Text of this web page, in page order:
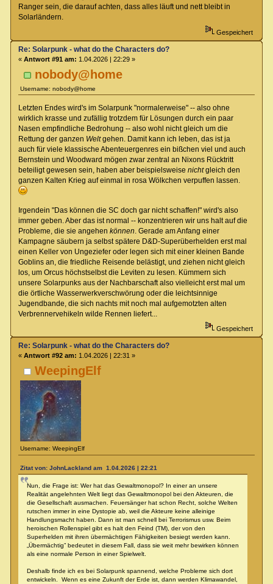
Ranger sein, die darauf achten, dass alles läuft und nett bleibt in
Solarländern.
Gespeichert
nobody@home
Username: nobody@home
Re: Solarpunk - what do the Characters do?
« Antwort #91 am: 1.04.2026 | 22:29 »
Letzten Endes wird's im Solarpunk "normalerweise" -- also ohne
wirklich krasse und zufällig trotzdem für Lösungen durch ein paar
Nasen empfindliche Bedrohung -- also wohl nicht gleich um die
Rettung der ganzen Weltgehen. Damit kann ich leben, das ist ja
auch für viele klassische Abenteuergenres ein bißchen viel und auch
Bernstein und Woodward mögen zwar zentral an Nixons Rücktritt
beteiligt gewesen sein, haben aber beispielsweise nichtgleich den
ganzen Kalten Krieg auf einmal in rosa Wölkchen verpuffen lassen.
Irgendein "Das können die SC doch gar nicht schaffen!" wird's also
immer geben. Aber das ist normal -- konzentrieren wir uns halt auf die
Probleme, die sie angehen können . Gerade am Anfang einer
Kampagne säubern ja selbst spätere D&D-Superüberhelden erst mal
einen Keller von Ungeziefer oder legen sich mit einer kleinen Bande
Goblins an, die friedliche Reisende belästigt, und ziehen nicht gleich
los, um Orcus höchstselbst die Leviten zu lesen. Kümmern sich
unsere Solarpunks aus der Nachbarschaft also vielleicht erst mal um
die örtliche Wasserwerkverschwörung oder die leichtsinnige
Jugendbande, die sich nachts mit noch mal aufgemotzten alten
Verbrennervehikeln wilde Rennen liefert...
Gespeichert
WeepingElf
Username: WeepingElf
Re: Solarpunk - what do the Characters do?
« Antwort #92 am: 1.04.2026 | 22:31 »
Zitat von: JohnLackland am 1.04.2026 | 22:21
Nun, die Frage ist: Wer hat das Gewaltmonopol? In einer an unsere
Realität angelehnten Welt liegt das Gewaltmonopol bei den Akteuren, die
die Gesellschaft ausmachen. Feuersänger hat schon Recht, solche Welten
rutschen immer in eine Dystopie ab, weil die Akteure keine alleinige
Handlungsmacht haben. Dann ist man schnell bei Terrorismus usw. Beim
heroischen Rollenspiel gibt es halt den Feind (TM), der von den
Superhelden mit ihren übermächtigen Fähigkeiten besiegt werden kann.
„Übermächtig” bedeutet in diesem Fall, dass sie weit mehr bewirken können
als eine normale Person in einer Spielwelt.
Deshalb finde ich es bei Solarpunk spannend, welche Probleme sich dort
entwickeln. Wenn es eine Zukunft der Erde ist, dann werden Klimawandel,